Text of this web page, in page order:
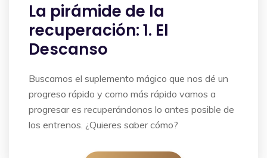
La pirámide de la
recuperación: 1. El
Descanso
Buscamos el suplemento mágico que nos dé un
progreso rápido y como más rápido vamos a
progresar es recuperándonos lo antes posible de
los entrenos. ¿Quieres saber cómo?